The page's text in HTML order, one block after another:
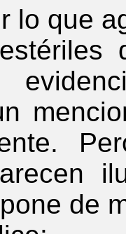
lo que
de